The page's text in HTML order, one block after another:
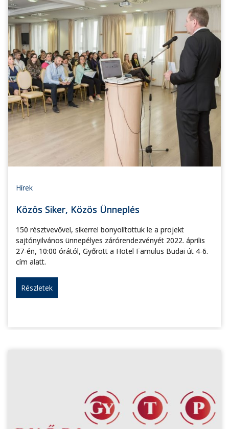
Hírek
Közös Siker, Közös Ünneplés
150 résztvevővel, sikerrel bonyolítottuk le a projekt
sajtónyilvános ünnepélyes zárórendezvényét 2022. április
27-én, 10:00 órától, Győrött a Hotel Famulus Budai út 4-6.
cím alatt.
Részletek